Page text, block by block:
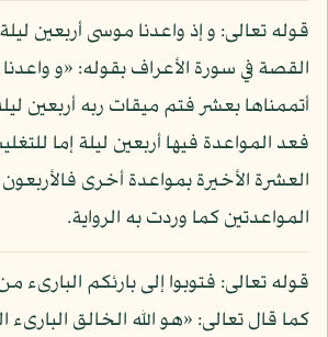
قوله تعالى: و إذ واعدنا موسى أربعين
القصة في سورة الأعراف بقوله: «و
فعد المواعدة فيها أربعين ليلة إما
العشرة الأخيرة بمواعدة أخرى
المواعدتين كما وردت به الرواية.
قوله تعالى: فتوبوا إلى بارئكم البارىء
كما قال تعالى: «هو الله الخالق البارىء